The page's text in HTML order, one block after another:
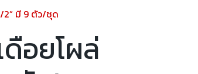
2” มี 9 ตัว/ชุด
อยโผล่